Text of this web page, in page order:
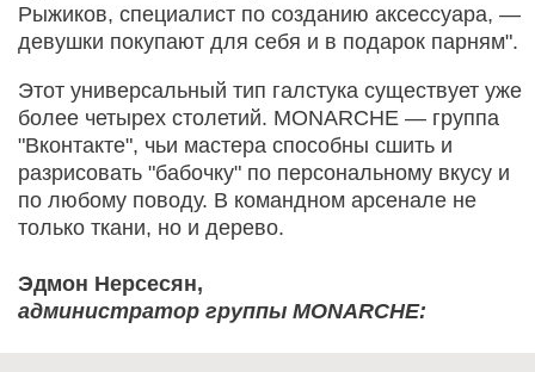
Рыжиков, специалист по созданию аксессуара, —
девушки покупают для себя и в подарок парням".
Этот универсальный тип галстука существует уже
более четырех столетий. MONARCHE — группа
"Вконтакте", чьи мастера способны сшить и
разрисовать "бабочку" по персональному вкусу и
по любому поводу. В командном арсенале не
только ткани, но и дерево.
Эдмон Нерсесян,
администратор группы MONARCHE: